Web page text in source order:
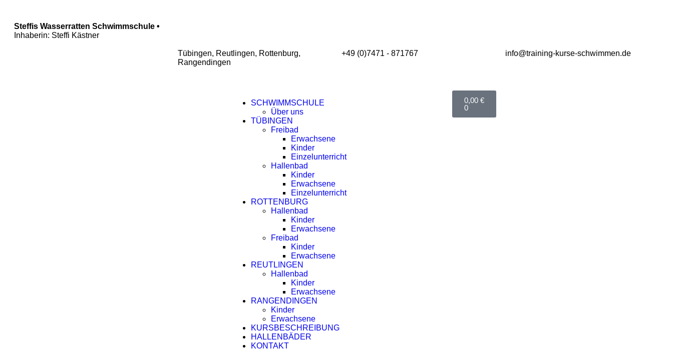
Steffis Wasserratten Schwimmschule •
Inhaberin: Steffi Kästner
Tübingen, Reutlingen, Rottenburg,
Rangendingen
+49 (0)7471 - 871767 info@training-kurse-schwimmen.de
SCHWIMMSCHULE
Über uns
TÜBINGEN
Freibad
Erwachsene
Kinder
Einzelunterricht
Hallenbad
Kinder
Erwachsene
Einzelunterricht
ROTTENBURG
Hallenbad
Kinder
Erwachsene
Freibad
Kinder
Erwachsene
REUTLINGEN
Hallenbad
Kinder
Erwachsene
RANGENDINGEN
Kinder
Erwachsene
KURSBESCHREIBUNG
HALLENBÄDER
KONTAKT
0,00€
0